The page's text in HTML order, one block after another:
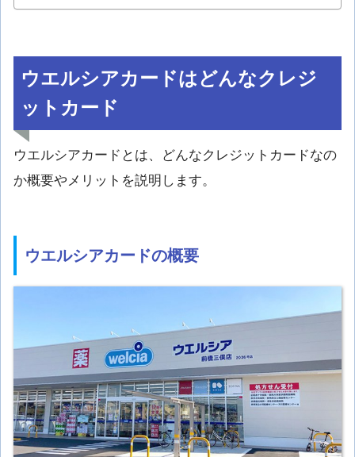
ウエルシアカードはどんなクレジ
ットカード
ウエルシアカードとは、どんなクレジットカードなの
か概要やメリットを説明します。
ウエルシアカードの概要